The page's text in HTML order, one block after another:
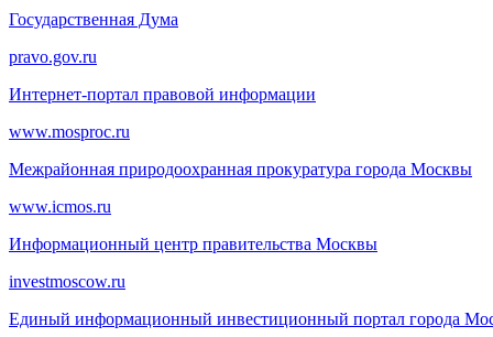
Государственная Дума
pravo.gov.ru
Интернет-портал правовой информации
www.mosproc.ru
Межрайонная природоохранная прокуратура города Москвы
www.icmos.ru
Информационный центр правительства Москвы
investmoscow.ru
Единый информационный инвестиционный портал города